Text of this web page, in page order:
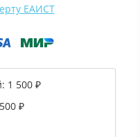
ЕАИСТ
1 500 ₽
₽